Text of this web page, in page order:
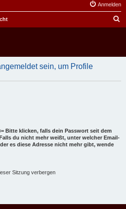
Anmelden
sein, um Profile
Bitte klicken, falls dein Passwort seit dem
du nicht mehr weißt, unter welcher Email-
es diese Adresse nicht mehr gibt, wende
Sitzung verbergen